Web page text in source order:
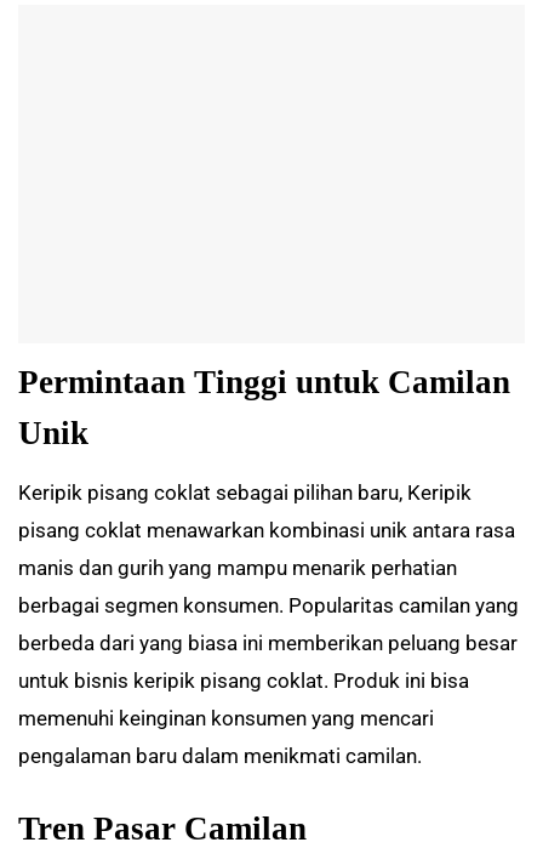
Permintaan Tinggi untuk Camilan
Unik
Keripik pisang coklat sebagai pilihan baru, Keripik
pisang coklat menawarkan kombinasi unik antara rasa
manis dan gurih yang mampu menarik perhatian
berbagai segmen konsumen. Popularitas camilan yang
berbeda dari yang biasa ini memberikan peluang besar
untuk bisnis keripik pisang coklat. Produk ini bisa
memenuhi keinginan konsumen yang mencari
pengalaman baru dalam menikmati camilan.
Tren Pasar Camilan